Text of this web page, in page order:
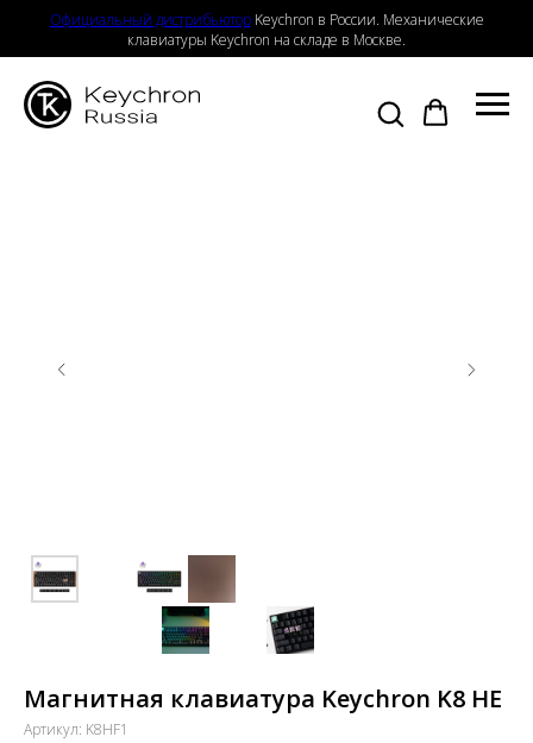
Официальный дистрибьютор Keychron в России. Механические
клавиатуры Keychron на складе в Москве.
Магнитная клавиатура Keychron K8 HE
Артикул: K8HF1